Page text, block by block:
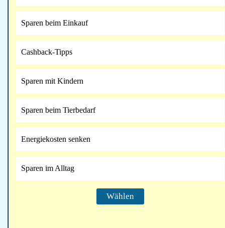
Sparen beim Einkauf
Cashback-Tipps
Sparen mit Kindern
Sparen beim Tierbedarf
Energiekosten senken
Sparen im Alltag